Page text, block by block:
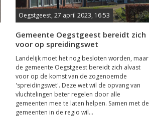
Oegstgeest, 27 april 2023, 16:53
Gemeente Oegstgeest bereidt zich
voor op spreidingswet
Landelijk moet het nog besloten worden, maar
de gemeente Oegstgeest bereidt zich alvast
voor op de komst van de zogenoemde
'spreidingswet'. Deze wet wil de opvang van
vluchtelingen beter regelen door alle
gemeenten mee te laten helpen. Samen met de
gemeenten in de regio wil...